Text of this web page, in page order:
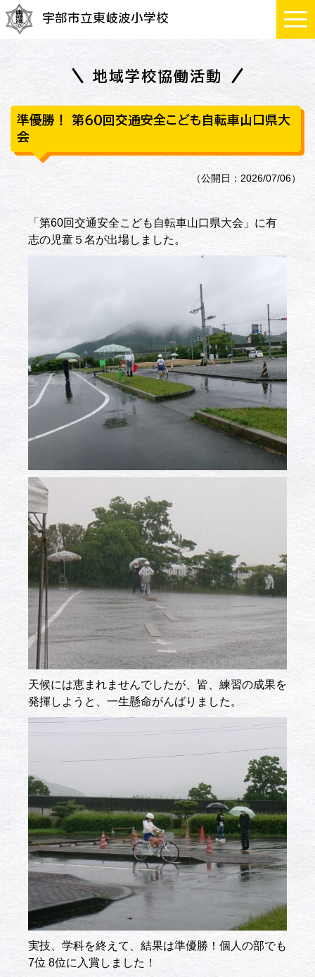
宇部市立東岐波小学校
地域学校協働活動
準優勝！ 第６０回交通安全こども自転車山口県大
会
（公開日：2026/07/06）
「第60回交通安全こども自転車山口県大会」に有
志の児童５名が出場しました。
天候には恵まれませんでしたが、皆、練習の成果を
発揮しようと、一生懸命がんばりました。
実技、学科を終えて、結果は準優勝！個人の部でも
7位 8位に入賞しました！